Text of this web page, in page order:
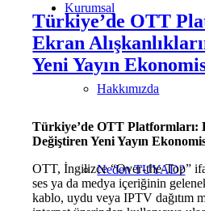
Kurumsal
Hakkımızda
Neden TUYAD?
Türkiye’de OTT
Ekran
Yeni Yayın
Türkiye’de OTT Platformları:
Değiştiren Yeni Yayın
OTT, İngilizce “Over-the-Top”
ses ya da medya içeriğinin
kablo, uydu veya IPTV dağıtım